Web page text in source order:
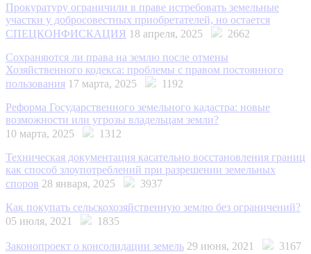
Прокуратуру ограничили в праве истребовать земельные
участки у добросовестных приобретателей, но остается
СПЕЦКОНФИСКАЦИЯ 18 апреля, 2025
2662
Сохраняются ли права на землю после отмены
Хозяйственного кодекса: проблемы с правом постоянного
пользования 17 марта, 2025
1192
Реформа Государственного земельного кадастра: новые
возможности или угрозы владельцам земли?
10 марта, 2025
1312
Техническая документация касательно восстановления границ
как способ злоупотреблений при разрешении земельных
споров 28 января, 2025
3937
Как покупать сельскохозяйственную землю без ограничений?
05 июля, 2021
1835
Законопроект о консолидации земель 29 июня, 2021
3167